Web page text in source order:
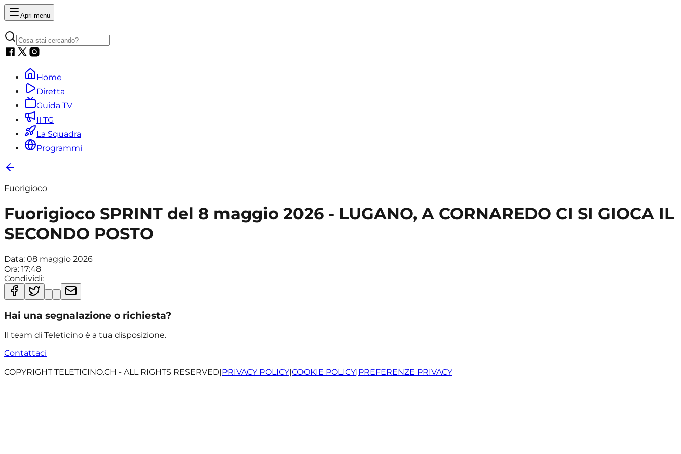
Apri menu
Home
Diretta
Guida TV
Il TG
La Squadra
Programmi
Fuorigioco
Fuorigioco SPRINT del 8 maggio 2026 - LUGANO, A CORNAREDO CI SI GIOCA IL
SECONDO POSTO
Data: 08 maggio 2026
Ora: 17:48
Condividi:
Hai una segnalazione o richiesta?
Il team di Teleticino è a tua disposizione.
Contattaci
COPYRIGHT TELETICINO.CH - ALL RIGHTS RESERVED|PRIVACY POLICY|COOKIE POLICY|PREFERENZE PRIVACY